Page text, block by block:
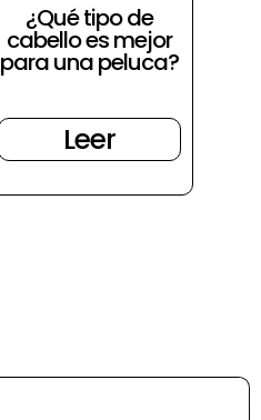
¿Qué tipo de
cabello es mejor
para una peluca?
Leer